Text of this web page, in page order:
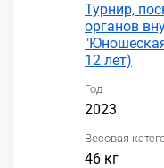
Турнир,
органов
12 лет)
Год
2023
Весовая
46 кг